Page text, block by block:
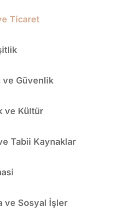
Ticaret
ve Güvenlik
ve Kültür
Tabii Kaynaklar
ve Sosyal İşler